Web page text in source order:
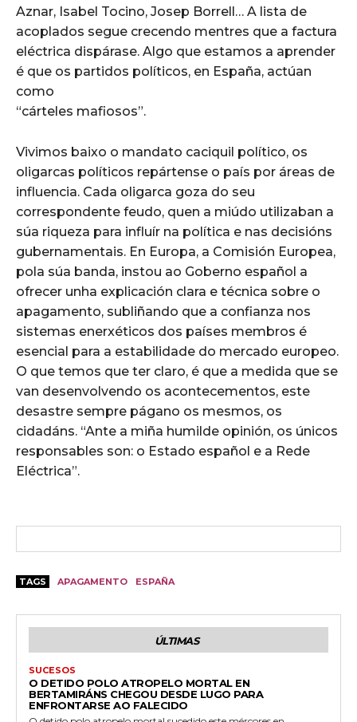
Aznar, Isabel Tocino, Josep Borrell… A lista de
acoplados segue crecendo mentres que a factura
eléctrica dispárase. Algo que estamos a aprender
é que os partidos políticos, en España, actúan
como
“cárteles mafiosos”.
Vivimos baixo o mandato caciquil político, os
oligarcas políticos repártense o país por áreas de
influencia. Cada oligarca goza do seu
correspondente feudo, quen a miúdo utilizaban a
súa riqueza para influír na política e nas decisións
gubernamentais. En Europa, a Comisión Europea,
pola súa banda, instou ao Goberno español a
ofrecer unha explicación clara e técnica sobre o
apagamento, subliñando que a confianza nos
sistemas enerxéticos dos países membros é
esencial para a estabilidade do mercado europeo.
O que temos que ter claro, é que a medida que se
van desenvolvendo os acontecementos, este
desastre sempre págano os mesmos, os
cidadáns. “Ante a miña humilde opinión, os únicos
responsables son: o Estado español e a Rede
Eléctrica”.
TAGS APAGAMENTO ESPAÑA
ÚLTIMAS
SUCESOS
O DETIDO POLO ATROPELO MORTAL EN
BERTAMIRÁNS CHEGOU DESDE LUGO PARA
ENFRONTARSE AO FALECIDO